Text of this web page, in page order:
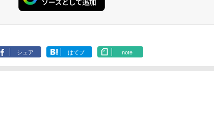
シェア はてブ note